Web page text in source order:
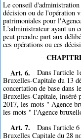
Le conseil
décision ou de l'opération
patrimoniales pour
L'administrateur ayant un
peut prendre part aux
ces opérations ou ces
Art. 6.
Dans l'article
Bruxelles-Capitale du 13
concertation de base dans
Bruxelles-Capitale, inséré
2017, les mots " Agence
les mots " l'Agence
Art. 7.
Dans l'article 6
Bruxelles Capitale du 28